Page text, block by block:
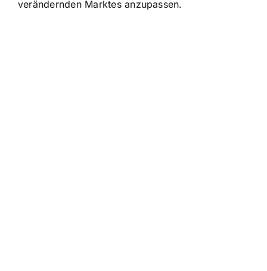
verändernden Marktes anzupassen.